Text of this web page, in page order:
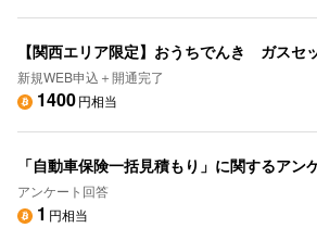
【関西エリア限定】おうちでんき ガスセ
新規WEB申込＋開通完了
1400円相当
「自動車保険一括見積もり」に関するアン
アンケート回答
1 円相当